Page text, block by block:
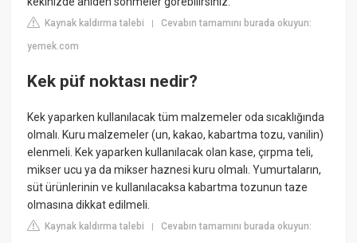
Kaynak kaldırma talebi |Cevabın tamamını burada okuyun:
yemek.com
Kek püf noktası nedir?
Kek yaparken kullanılacak tüm malzemeler oda sıcaklığında
olmalı. Kuru malzemeler (un, kakao, kabartma tozu, vanilin)
elenmeli. Kek yaparken kullanılacak olan kase, çırpma teli,
mikser ucu ya da mikser haznesi kuru olmalı. Yumurtaların,
süt ürünlerinin ve kullanılacaksa kabartma tozunun taze
olmasına dikkat edilmeli.
Kaynak kaldırma talebi |Cevabın tamamını burada okuyun: